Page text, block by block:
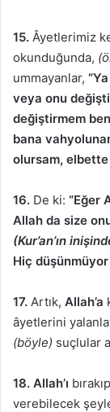
15. Âyetlerimiz
okunduğunda,
ummayanlar, “Ya
veya onu
değiştirmem
bana
olursam, elbette
16. De ki: “Eğer
Allah da size
(Kur’an’ın
Hiç düşünmüyor
17. Artık, Allah’a
âyetlerini
(böyle) suçlular
18. Allah’ı
verebilecek